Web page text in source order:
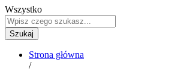
Wszystko
Szukaj
Strona główna
/